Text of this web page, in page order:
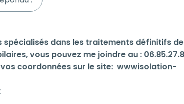
spécialisés dans les traitements définitifs de
vous pouvez me joindre au :
coordonnées sur le site: wwwisolation-